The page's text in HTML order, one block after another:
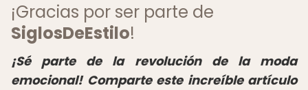
¡Gracias por ser parte de
SiglosDeEstilo!
¡Sé parte de la revolución de la moda
emocional! Comparte este increíble artículo